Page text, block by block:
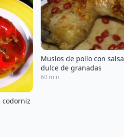
codorniz
Muslos de pollo con salsa
dulce de granadas
60 min